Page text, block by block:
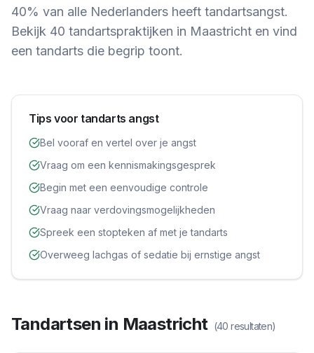
40% van alle Nederlanders heeft tandartsangst.
Bekijk 40 tandartspraktijken in Maastricht en vind
een tandarts die begrip toont.
Tips voor tandarts angst
Bel vooraf en vertel over je angst
Vraag om een kennismakingsgesprek
Begin met een eenvoudige controle
Vraag naar verdovingsmogelijkheden
Spreek een stopteken af met je tandarts
Overweeg lachgas of sedatie bij ernstige angst
Tandartsen in Maastricht (40 resultaten)